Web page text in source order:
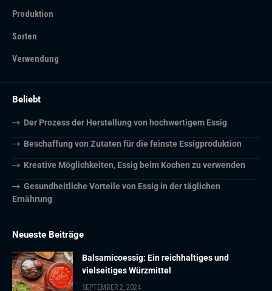
Produktion
Sorten
Verwendung
Beliebt
Der Prozess der Herstellung von hochwertigem Essig
Beschaffung von Zutaten für die feinste Essigproduktion
Kreative Möglichkeiten, Essig beim Kochen zu verwenden
Gesundheitliche Vorteile von Essig in der täglichen
Ernährung
Neueste Beiträge
Balsamicoessig: Ein reichhaltiges und
vielseitiges Würzmittel
SEPTEMBER 2, 2024